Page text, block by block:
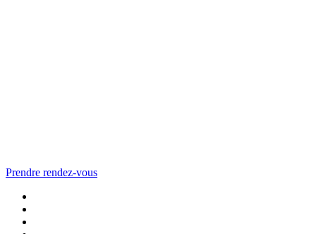
Prendre rendez-vous